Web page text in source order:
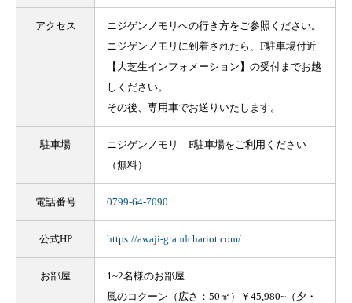
アクセス
ニジゲンノモリへの行き方をご参照ください。
ニジゲンノモリに到着されたら、F駐車場付近
【大芝生インフォメーション】の受付までお越
しください。
その後、専用車でお送りいたします。
駐車場
ニジゲンノモリ F駐車場をご利用ください
（無料）
電話番号 0799-64-7090
公式HP https://awaji-grandchariot.com/
お部屋
1~2名様のお部屋
風のコクーン（広さ：50㎡）￥45,980~（夕・